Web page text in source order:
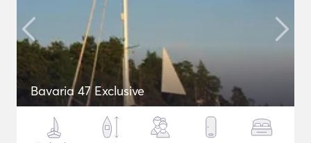
Bavaria 47 Exclusive